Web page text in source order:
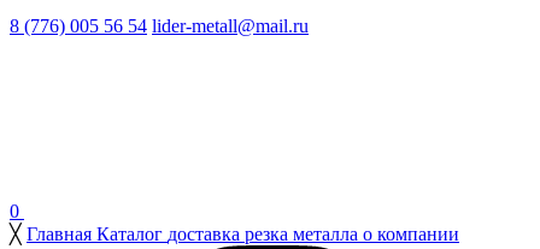
8 (776) 005 56 54 lider-metall@mail.ru
0
╳ Главная Каталог доставка резка металла о компании